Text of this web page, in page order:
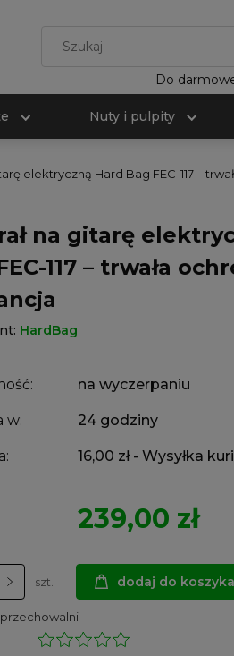
Do
Nuty i pulpity
elektryczną Hard Bag FEC-117 –
na gitarę
117 – trwała
HardBag
na wyczerpaniu
w: 24 godziny
16,00 zł - Wysyłka
239,00 zł
szt. dodaj do koszyka